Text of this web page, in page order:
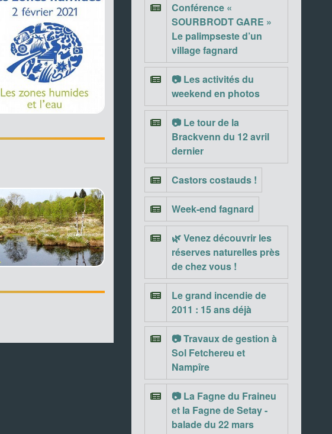
Conférence «
SOURBRODT GARE »
Le palimpseste d’un
village fagnard
📷 Les activités du
weekend en photos
📷 Le tour de la
Brackvenn du 12 avril
dernier
Castors costauds !
Week-end fagnard
🌿 Venez découvrir les
réserves naturelles près
de chez vous !
Le grand incendie de
2011 : 15 ans déjà
📷 Travaux de gestion à
Sol Fetchereu et
Nampîre
📷 La Fagne du Fraineu
et la Fagne de Setay -
balade du 22 mars